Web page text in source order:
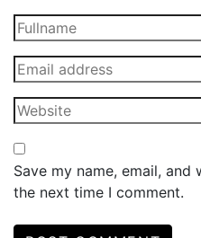
Save my name, email,
the next time I comment.